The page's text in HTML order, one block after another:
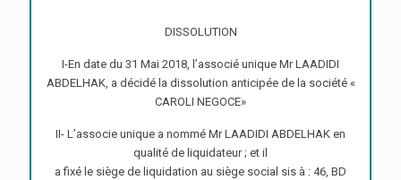
DISSOLUTION
I-En date du 31 Mai 2018, l’associé unique Mr LAADIDI
ABDELHAK, a décidé la dissolution anticipée de la société «
CAROLI NEGOCE»
II- L’associe unique a nommé Mr LAADIDI ABDELHAK en
qualité de liquidateur ; et il
a fixé le siège de liquidation au siège social sis à : 46, BD